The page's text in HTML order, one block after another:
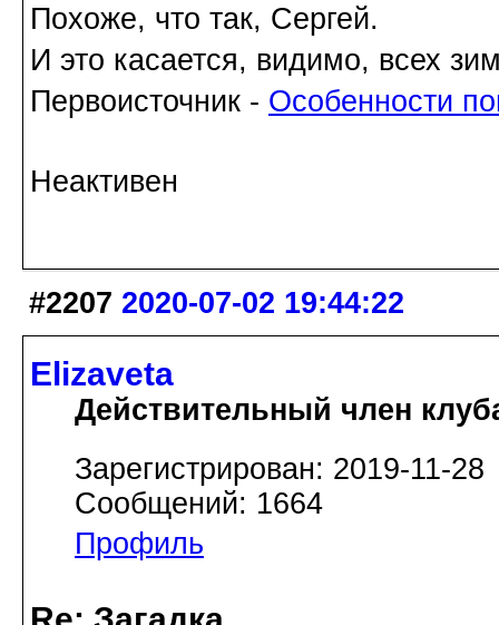
Похоже, что так, Сергей.
И это касается, видимо, всех
Первоисточник - Особенности
Неактивен
#2207 2020-07-02 19:44:22
Elizaveta
Действительный член
Зарегистрирован: 2019-11-28
Сообщений: 1664
Профиль